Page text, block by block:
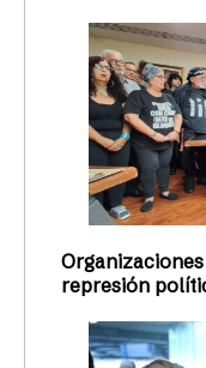
represión